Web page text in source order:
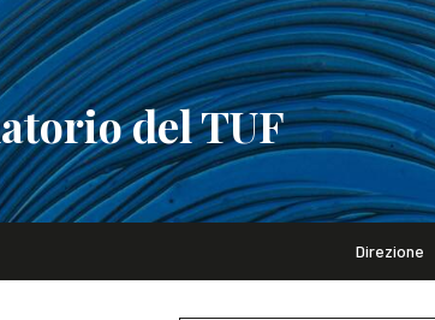
del TUF
Direzione